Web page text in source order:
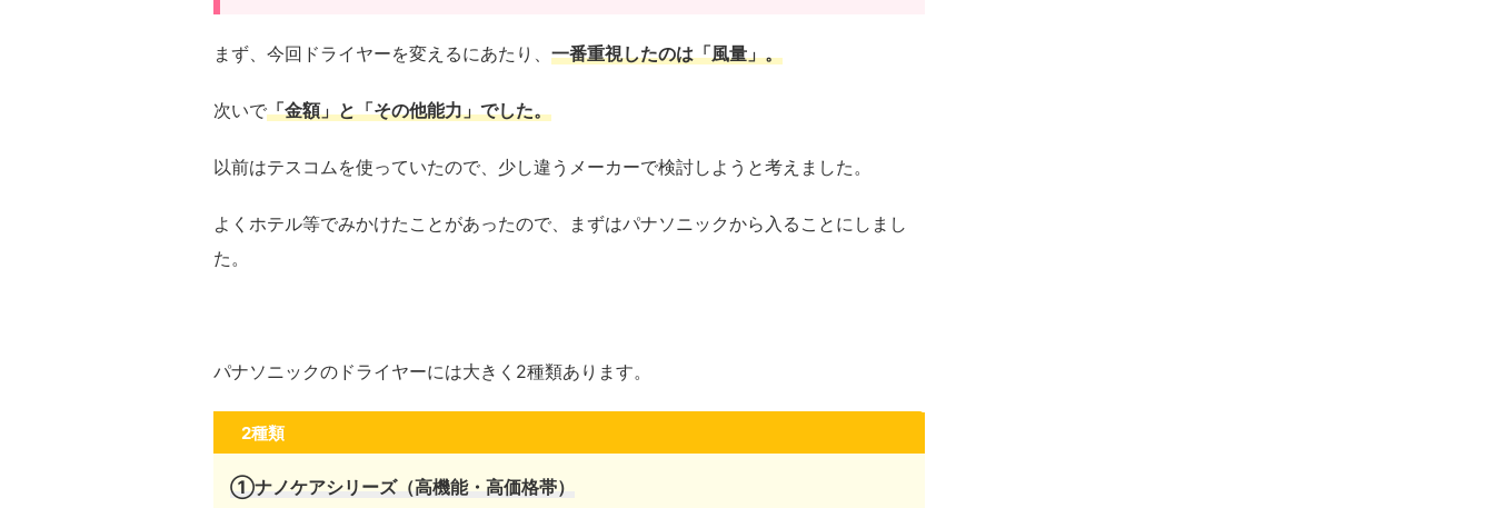
まず、今回ドライヤーを変えるにあたり、 一番重視したのは「風量」。
次いで「金額」と「その他能力」でした。
以前はテスコムを使っていたので、少し違うメーカーで検討しようと考えました。
よくホテル等でみかけたことがあったので、まずはパナソニックから入ることにしまし
た。
パナソニックのドライヤーには大きく2種類あります。
2種類
①ナノケアシリーズ（高機能・高価格帯）